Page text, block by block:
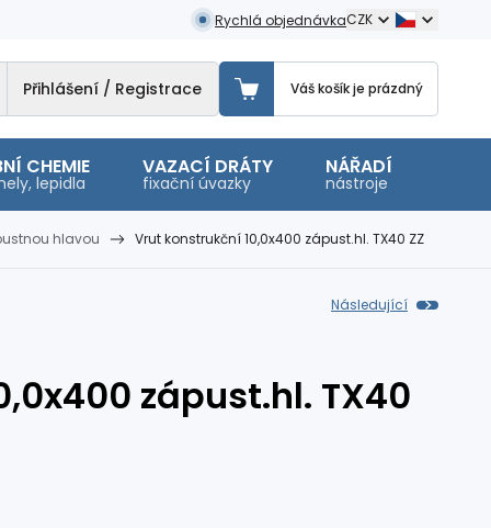
Rychlá objednávkaCZK
Přihlášení / Registrace Váš košík je prázdný
CHEMIE
lepidla
VAZACÍ DRÁTY
fixační úvazky
NÁŘADÍ
nástroje
hlavou Vrut konstrukční 10,0x400 zápust.hl. TX40 ZZ
Následující
zápust.hl. TX40